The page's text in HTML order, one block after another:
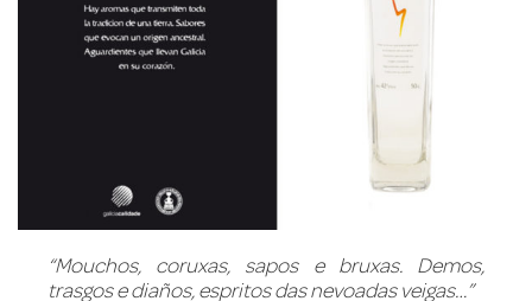
“Mouchos, coruxas, sapos e bruxas.Demos,
trasgos e diaños, espritos das nevoadas veigas…”